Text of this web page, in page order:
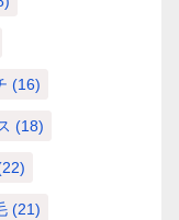
(16)
(18)
(21)